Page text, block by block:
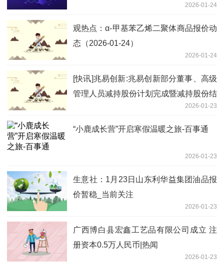
2026-01-24
观热点：α-甲基苯乙烯二聚体商品报价动
态（2026-01-24）
2026-01-24
[快讯]兆易创新:兆易创新部分董事、高级
管理人员减持股份计划完成暨减持股份结
2026-01-23
“小鹿成长营”开启寒假温暖之旅-百事通
2026-01-23
生意社：1月23日山东利华益集团油品报
价暂稳_当前关注
2026-01-23
广西博白县宏鑫工艺品有限公司成立 注
册资本0.5万人民币|热闻
2026-01-23